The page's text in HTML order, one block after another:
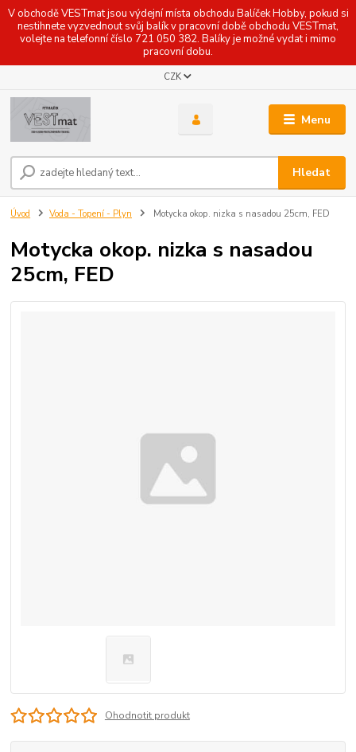
V obchodě VESTmat jsou výdejní místa obchodu Balíček Hobby, pokud si
nestihnete vyzvednout svůj balík v pracovní době obchodu VESTmat,
volejte na telefonní číslo 721 050 382. Balíky je možné vydat i mimo
pracovní dobu.
Menu
CZK
Hledat
Úvod Voda - Topení - Plyn Motycka okop. nizka s nasadou 25cm, FED
Motycka okop. nizka s nasadou
25cm, FED
Ohodnotit produkt